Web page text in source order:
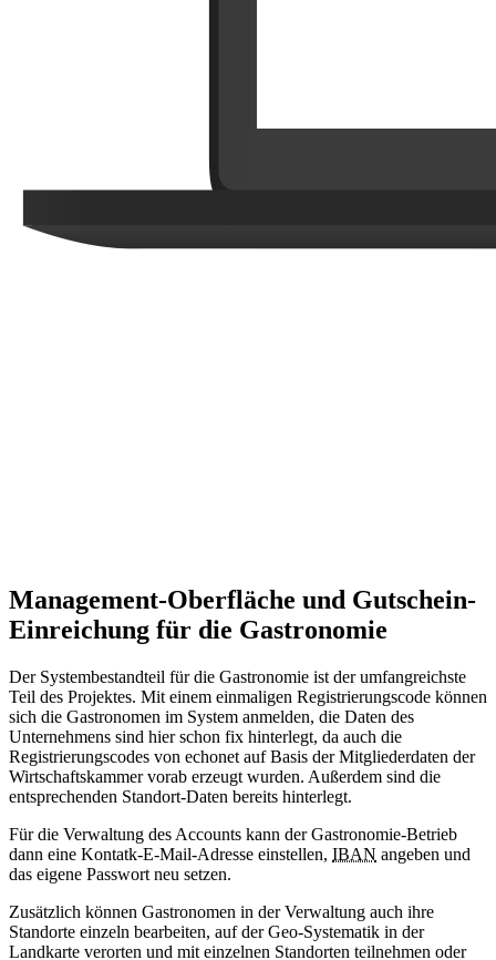
Management-Oberfläche und Gutschein-
Einreichung für die Gastronomie
Der Systembestandteil für die Gastronomie ist der umfangreichste
Teil des Projektes. Mit einem einmaligen Registrierungscode können
sich die Gastronomen im System anmelden, die Daten des
Unternehmens sind hier schon fix hinterlegt, da auch die
Registrierungscodes von echonet auf Basis der Mitgliederdaten der
Wirtschaftskammer vorab erzeugt wurden. Außerdem sind die
entsprechenden Standort-Daten bereits hinterlegt.
Für die Verwaltung des Accounts kann der Gastronomie-Betrieb
dann eine Kontatk-E-Mail-Adresse einstellen, IBAN angeben und
das eigene Passwort neu setzen.
Zusätzlich können Gastronomen in der Verwaltung auch ihre
Standorte einzeln bearbeiten, auf der Geo-Systematik in der
Landkarte verorten und mit einzelnen Standorten teilnehmen oder